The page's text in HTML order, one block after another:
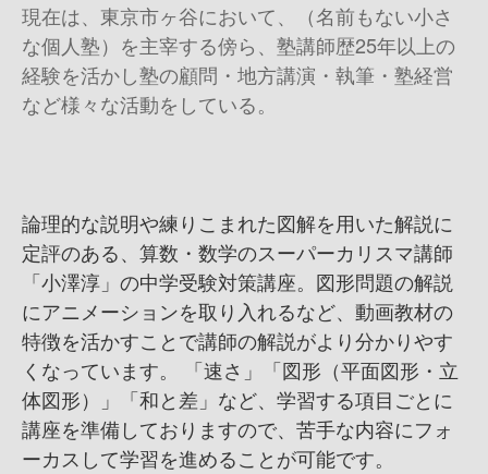
現在は、東京市ヶ谷において、（名前もない小さ
な個人塾）を主宰する傍ら、塾講師歴25年以上の
経験を活かし塾の顧問・地方講演・執筆・塾経営
など様々な活動をしている。
論理的な説明や練りこまれた図解を用いた解説に
定評のある、算数・数学のスーパーカリスマ講師
「小澤淳」の中学受験対策講座。図形問題の解説
にアニメーションを取り入れるなど、動画教材の
特徴を活かすことで講師の解説がより分かりやす
くなっています。 「速さ」「図形（平面図形・立
体図形）」「和と差」など、学習する項目ごとに
講座を準備しておりますので、苦手な内容にフォ
ーカスして学習を進めることが可能です。